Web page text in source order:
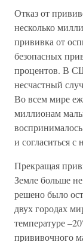
Отказ от
несколько
прививка от
безопасных
процентов. В
несчастный
Во всем мире
миллионам
и согласиться с
Прекращая
Земле больше
решено было
двух городах
температуре
прививочного